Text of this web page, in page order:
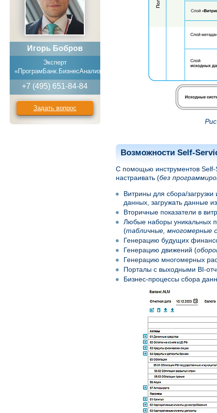
Игорь Бобров
Эксперт
«ПрограмБанк.БизнесАнализ»
+7 (495) 651-84-84
Задать вопрос
Возможности Self-
С помощью инструментов Self-
настраивать (без
Витрины для сбора/
данных, загружать данные
Вторичные показатели в
Любые наборы уникальных
(табличные, многомерные
Генерацию будущих
Генерацию движений (
Генерацию многомерных
Порталы с выходными BI-
Бизнес-процессы сбора